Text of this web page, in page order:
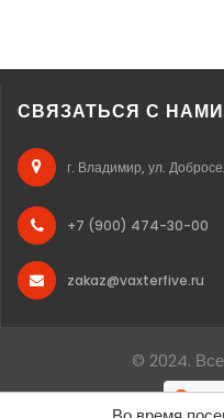
СВЯЗАТЬСЯ С НАМИ
г. Владимир, ул.
+7 (900) 474-30-00
zakaz@vaxterfive.ru
© 2024.